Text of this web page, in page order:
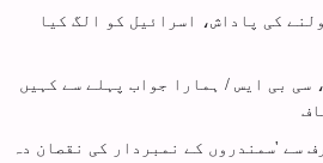
کی پاداش، اسرائیل کو الگ کیا
سی بی ایس / ہمارا جواب پہلے سے کہیں
سے 'سمندروں کے نمبردار کی نقصان دہ